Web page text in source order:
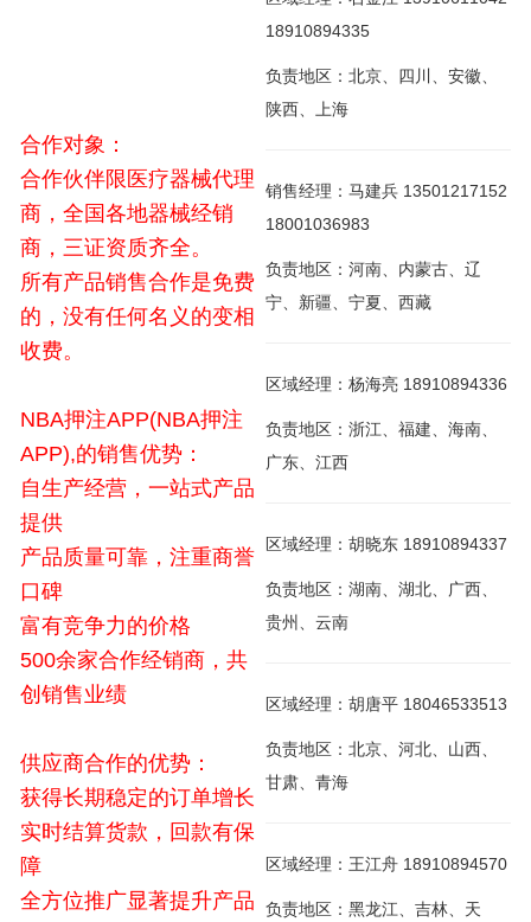
合作对象：
合作伙伴限医疗器械代理
商，全国各地器械经销
商，三证资质齐全。
所有产品销售合作是免费
的，没有任何名义的变相
收费。
NBA押注APP(NBA押注
APP),的销售优势：
自生产经营，一站式产品
提供
产品质量可靠，注重商誉
口碑
富有竞争力的价格
500余家合作经销商，共
创销售业绩
供应商合作的优势：
获得长期稳定的订单增长
实时结算货款，回款有保
障
全方位推广显著提升产品
18910894335
负责地区：北京、四川、安徽、
陕西、上海
销售经理：马建兵 13501217152
18001036983
负责地区：河南、内蒙古、辽
宁、新疆、宁夏、西藏
区域经理：杨海亮 18910894336
负责地区：浙江、福建、海南、
广东、江西
区域经理：胡晓东 18910894337
负责地区：湖南、湖北、广西、
贵州、云南
区域经理：胡唐平 18046533513
负责地区：北京、河北、山西、
甘肃、青海
区域经理：王江舟 18910894570
负责地区：黑龙江、吉林、天